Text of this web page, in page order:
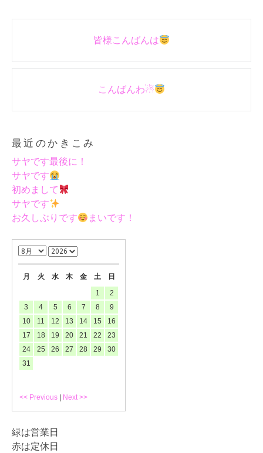
navigation皆様こんばんは
こんばんわ☃︎
最近のかきこみ
サヤです最後に！
サヤです
初めまして
サヤです
お久しぶりです
まいです！
月 火 水 木 金 土 日
<< Previous Next >>
1
2
3
4 5 6 7 8
9
10
11 12 13 14 15
16
17
18 19 20 21 22
23
24
25 26 27 28 29
30
31
緑は営業日
赤は定休日